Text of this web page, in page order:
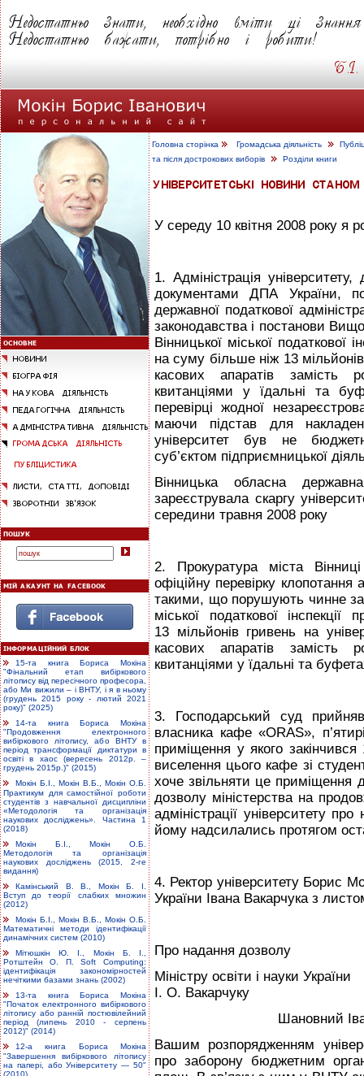
15-та книга Бориса Мокіна
"Фінальний етап вибіркового
літопису від пересічного професора,
або Ми вижили – і ВНТУ, і я в ньому
(грудень 2015 року - лютий 2021
року)" (2025)
14-та книга Бориса Мокіна
"Продовження електронного
вибіркового літопису, або ВНТУ в
період трансформації диктатури в
освіті в хаос (вересень 2012р. –
грудень 2015р.)" (2015)
Мокін Б.І., Мокін В.Б., Мокін О.Б.
Практикум для самостійної роботи
студентів з навчальної дисципліни
«Методологія та організація
наукових досліджень». Частина 1
(2018)
Мокін Б.І., Мокін О.Б.
Методологія та організація
наукових досліджень (2015, 2-ге
видання)
Камінський В. В., Мокін Б. І.
Вступ до теорії слабких множин
(2012)
Мокін Б.І., Мокін В.Б., Мокін О.Б.
Математичні методи ідентифікації
динамічних систем (2010)
Мітюшкін Ю. І., Мокін Б. І.,
Ротштейн О. П. Soft Computing:
ідентифікація закономірностей
нечіткими базами знань (2002)
13-та книга Бориса Мокіна
"Початок електронного вибіркового
літопису або ранній постювілейний
період (липень 2010 - серпень
2012)" (2014)
12-а книга Бориса Мокіна
"Завершення вибіркового літопису
на папері, або Університету — 50"
(2010)
Головна сторінка Громадська діяльність
та після дострокових виборів
Розділи книги
У середу 10 квітня 2008 року я
1. Адміністрація
документами ДПА України,
державної податкової
законодавства і постанови
Вінницької міської податкової
на суму більше ніж 13
касових апаратів замість
квитанціями у їдальні та
перевірці жодної
маючи підстав для
університет був не
суб’єктом підприємницької
Вінницька обласна
зареєструвала скаргу
середини травня 2008 року
2. Прокуратура міста
офіційну перевірку клопотання
такими, що порушують чинне
міської податкової
13 мільйонів гривень на
касових апаратів замість
квитанціями у їдальні та
3. Господарський суд
власника кафе «ОRAS»,
приміщення у якого
виселення цього кафе зі
хоче звільняти це приміщення
дозволу міністерства на
адміністрації університету
йому надсилались протягом
4. Ректор університету Борис
України Івана Вакарчука з
Про надання дозволу
Міністру освіти і науки України
І. О. Вакарчуку
Шановний
Вашим розпорядженням
про заборону бюджетним